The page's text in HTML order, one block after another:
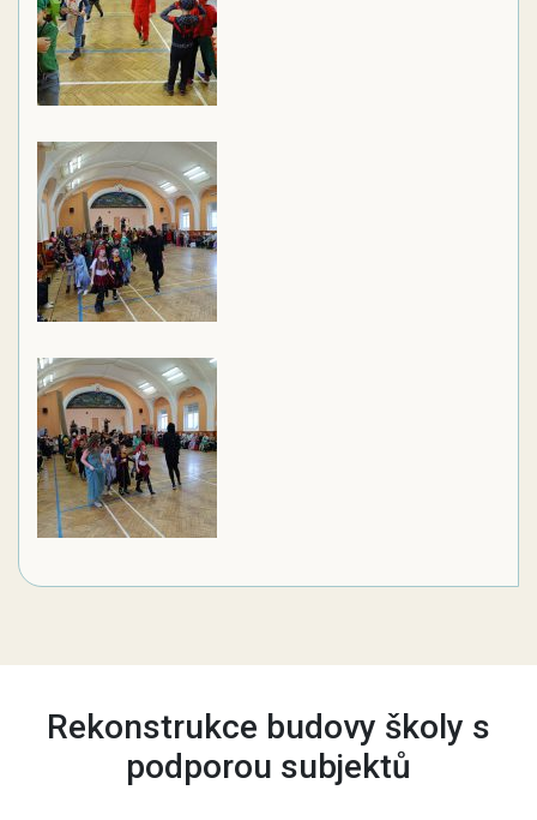
Rekonstrukce budovy školy s
podporou subjektů